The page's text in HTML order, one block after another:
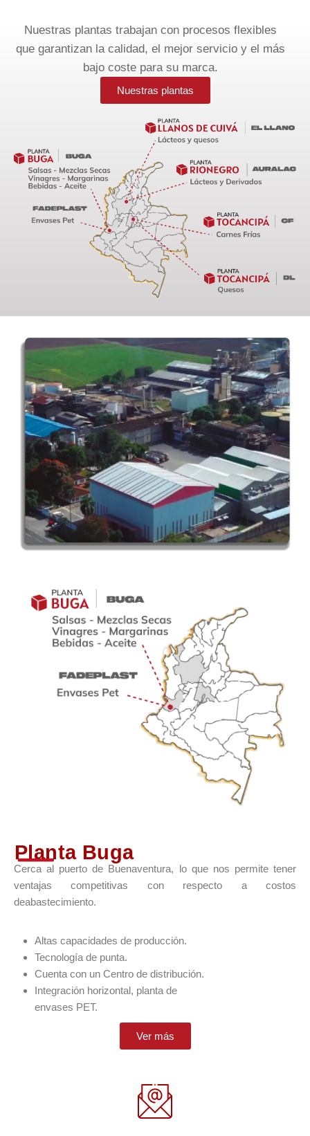
Nuestras plantas trabajan con procesos flexibles
que garantizan la calidad, el mejor servicio y el más
bajo coste para su marca.
Nuestras plantas
Planta Buga
Cerca al puerto de Buenaventura, lo que nos permite tener
ventajas competitivas con respecto a costos
deabastecimiento.
Altas capacidades de producción.
Tecnología de punta.
Cuenta con un Centro de distribución.
Integración horizontal, planta de
envases PET.
Ver más